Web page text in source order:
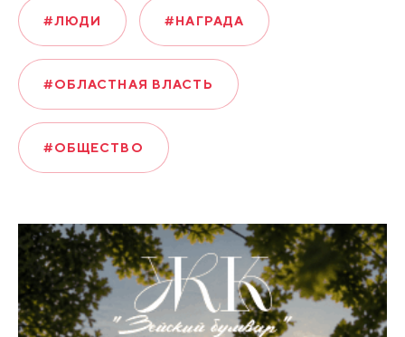
#ЛЮДИ #НАГРАДА
#ОБЛАСТНАЯ ВЛАСТЬ
#ОБЩЕСТВО